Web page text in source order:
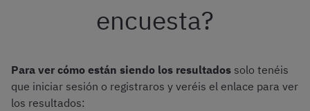
encuesta?
Para ver cómo están siendo los resultados solo tenéis
que iniciar sesión o registraros y veréis el enlace para ver
los resultados: